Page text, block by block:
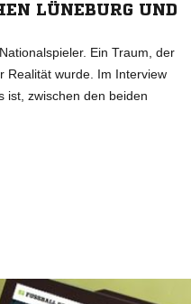
LÜNEBURG UND
Ein Traum, der
Realität wurde. Im Interview
ist, zwischen den beiden